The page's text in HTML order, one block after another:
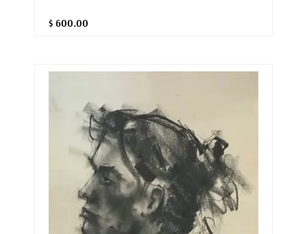
$ 600.00